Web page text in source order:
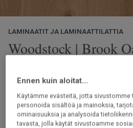
LAMINAATIT JA LAMINAATTILATTIA
Woodstock | Brook
tunnelma. Valikoimasta löytyy
ja rustiikkisilla ilmeillä. Useissa
pinta pintapuun ja oksankohtien
luomaan autenttisen ja
Lue lisää
Ennen kuin aloitat...
Käytämme evästeitä, jotta
personoida sisältöä ja mainoksia,
ominaisuuksia ja analysoida
tavasta, jolla käytät sivustoamme